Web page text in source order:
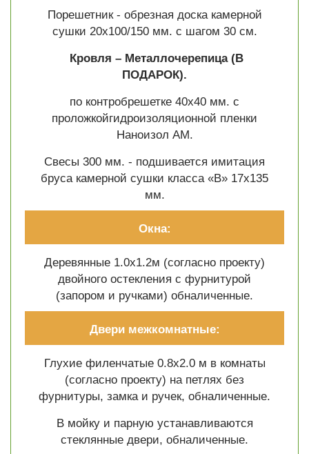
Порешетник - обрезная доска камерной
сушки 20х100/150 мм. с шагом 30 см.
Кровля – Металлочерепица (В
ПОДАРОК).
по контробрешетке 40х40 мм. с
проложкойгидроизоляционной пленки
Наноизол АМ.
Свесы 300 мм. - подшивается имитация
бруса камерной сушки класса «В» 17х135
мм.
Окна:
Деревянные 1.0х1.2м (согласно проекту)
двойного остекления с фурнитурой
(запором и ручками) обналиченные.
Двери межкомнатные:
Глухие филенчатые 0.8х2.0 м в комнаты
(согласно проекту) на петлях без
фурнитуры, замка и ручек, обналиченные.
В мойку и парную устанавливаются
стеклянные двери, обналиченные.